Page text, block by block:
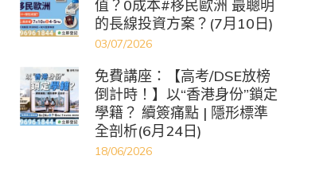
值？0成本#移民歐洲 最聰明
的長線投資方案？(7月10日)
03/07/2026
免費講座：【高考/DSE放榜
倒計時！】以“香港身份”鎖定
學籍？ 續簽痛點 | 隱形標準
全剖析(6月24日)
18/06/2026